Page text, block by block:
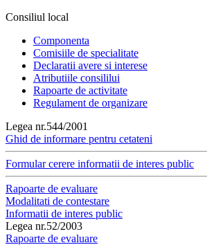
Consiliul local
Componenta
Comisiile de specialitate
Declaratii avere si interese
Atributiile consililui
Rapoarte de activitate
Regulament de organizare
Legea nr.544/2001
Ghid de informare pentru cetateni
Formular cerere informatii de interes public
Rapoarte de evaluare
Modalitati de contestare
Informatii de interes public
Legea nr.52/2003
Rapoarte de evaluare